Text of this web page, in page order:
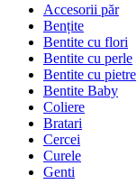
Accesorii păr
Bențite
Bentite cu flori
Bentite cu perle
Bentite cu pietre
Bentite Baby
Coliere
Bratari
Cercei
Curele
Genti